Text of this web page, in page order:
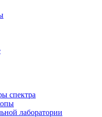
спектра
лаборатории